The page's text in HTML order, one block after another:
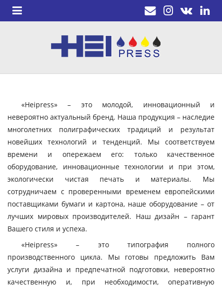
«Heipress» – это молодой, инновационный и
невероятно актуальный бренд. Наша продукция – наследие
многолетних полиграфических традиций и результат
новейших технологий и тенденций. Мы соответствуем
времени и опережаем его: только качественное
оборудование, инновационные технологии и при этом,
экологически чистая печать и материалы. Мы
сотрудничаем с проверенными временем европейскими
поставщиками бумаги и картона, наше оборудование – от
лучших мировых производителей. Наш дизайн – гарант
Вашего стиля и успеха.
«Heipress» – это типография полного
производственного цикла. Мы готовы предложить Вам
услуги дизайна и предпечатной подготовки, невероятно
качественную и, при необходимости, оперативную